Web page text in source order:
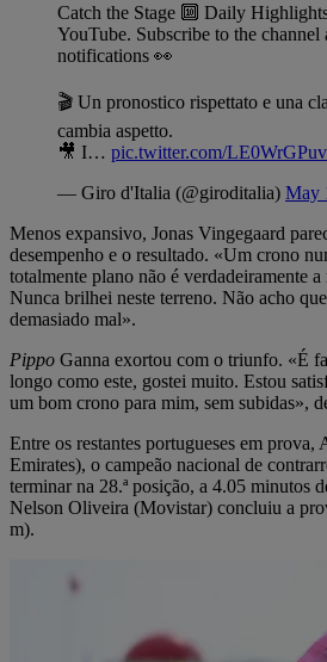
Catch the Stage 🔟 Daily
YouTube. Subscribe to the channel
notifications 👀
🎬 Un pronostico rispettato e una
cambia aspetto.
🎥 I… pic.twitter.com/
— Giro d'Italia (@giroditalia) May
Menos expansivo, Jonas Vingegaard
desempenho e o resultado. «Um crono
totalmente plano não é verdadeiramente
Nunca brilhei neste terreno. Não acho
demasiado mal».
Pippo Ganna exortou com o triunfo. «É
longo como este, gostei muito. Estou
um bom crono para mim, sem subidas»,
Entre os restantes portugueses em
Emirates), o campeão nacional de
terminar na 28.ª posição, a 4.05 minutos
Nelson Oliveira (Movistar) concluiu a
m).